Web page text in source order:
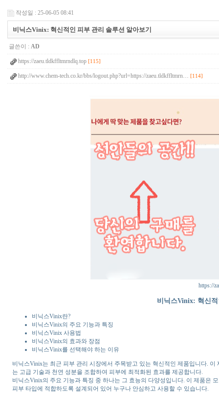
작성일 : 25-06-05 08:41
비닉스Vinix: 혁신적인 피부 관리 솔루션 알아보기
글쓴이 : AD
https://zaeu.tldkffltmrndlq.top [115]
http://www.chem-tech.co.kr/bbs/logout.php?url=https://zaeu.tldkffltmrn… [114]
https://
비닉스Vinix: 혁신
비닉스Vinix란?
비닉스Vinix의 주요 기능과 특징
비닉스Vinix 사용법
비닉스Vinix의 효과와 장점
비닉스Vinix를 선택해야 하는 이유
비닉스Vinix는 최근 피부 관리 시장에서 주목받고 있는 혁신적인 제품입니다.
는 고급 기술과 천연 성분을 조합하여 피부에 최적화된 효과를 제공합니다.
비닉스Vinix의 주요 기능과 특징 중 하나는 그 효능의 다양성입니다. 이 제품은
피부 타입에 적합하도록 설계되어 있어 누구나 안심하고 사용할 수 있습니다.